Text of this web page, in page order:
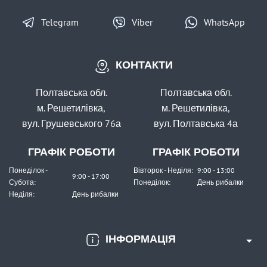
Маг: 8 шт Базар: 2 шт
35 грн 10 шт.
КУПИТИ
Офсетний гачок Fanatik FO-3312-XL №2
ІНФОРМАЦІЯ
КОНТАКТИ
Полтавська обл.
м. Решетилівка,
вул. Грушевського 76а
ГРАФІК РОБОТИ
Понеділок -
Субота:
9:00 - 17:00
Неділя:
День рибалки
Полтавська обл.
м. Решетилівка,
вул. Полтавська 4а
ГРАФІК РОБОТИ
Вівторок - Неділя: 9:00 - 13:00
Понеділок:
День рибалки
Telegram Viber WhatsApp